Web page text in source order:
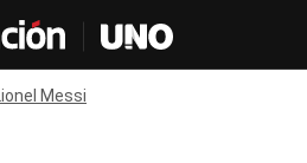
Messi